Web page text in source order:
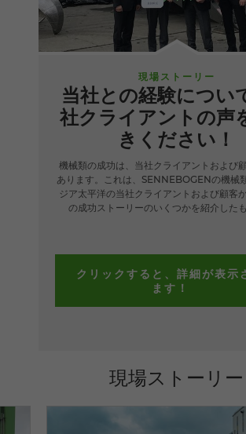
現場ストーリー
当社との経験につい
社クライアントの声
きください！
機械類の成功は、当社クライアントおよび
あります。これは、SENNEBOGENの機械
ジア太平洋の当社クライアントおよび顧客
の成功ストーリーのいくつかを紹介したも
クリックすると、詳細が表示
ます！
現場ストーリー